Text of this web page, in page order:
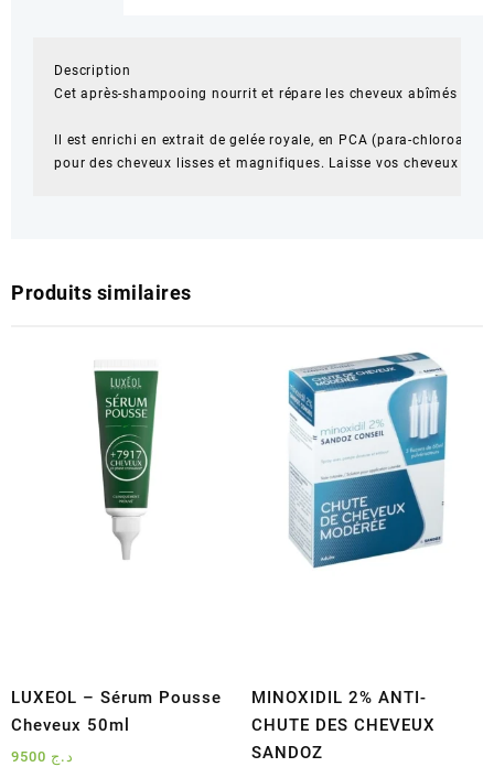
Description
Cet après-shampooing nourrit et répare les cheveux abîmés et
Il est enrichi en extrait de gelée royale, en PCA (para-
pour des cheveux lisses et magnifiques. Laisse vos cheveux
Produits similaires
LUXEOL – Sérum Pousse
Cheveux 50ml
د.ج
MINOXIDIL 2% ANTI-
CHUTE DES CHEVEUX
SANDOZ